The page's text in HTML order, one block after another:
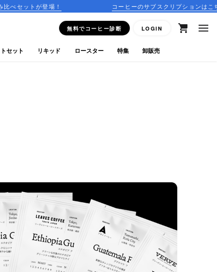
！ コーヒーのサブスクリプションはこちら
無料でコーヒー診断 LOGIN
セット リキッド ロースター 特集 卸販売